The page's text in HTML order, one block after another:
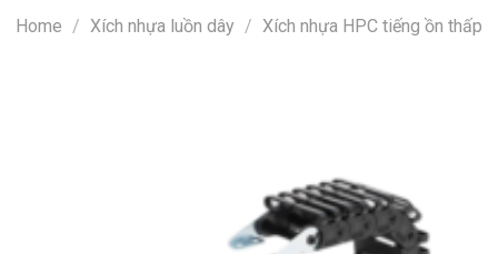
Home / Xích nhựa luồn dây / Xích nhựa HPC tiếng ồn thấp